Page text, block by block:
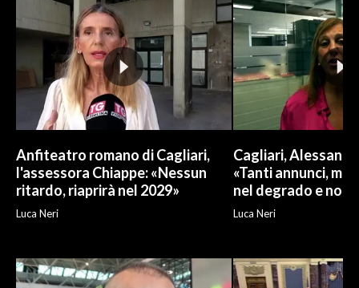
PUBBLICITÀ
SPIAGGE
STORE
Anfiteatro romano di Cagliari,
l'assessora Chiappe: «Nessun
ritardo, riaprirà nel 2029»
Luca Neri
Cagliari,
«Tanti annunci,
nel degrado e non
Luca Neri